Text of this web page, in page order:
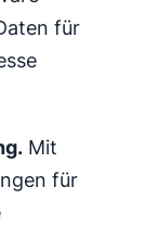
für
. Mit
für